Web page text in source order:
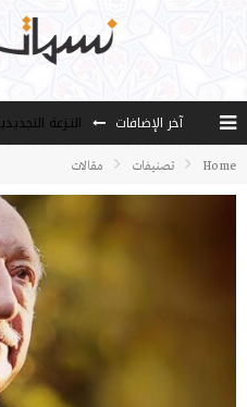
آخر الإضافات
الأستاذ عالما
مصادر العلم
Home تصنيفات مقالات